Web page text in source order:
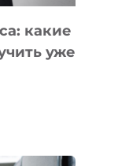
какие
уже